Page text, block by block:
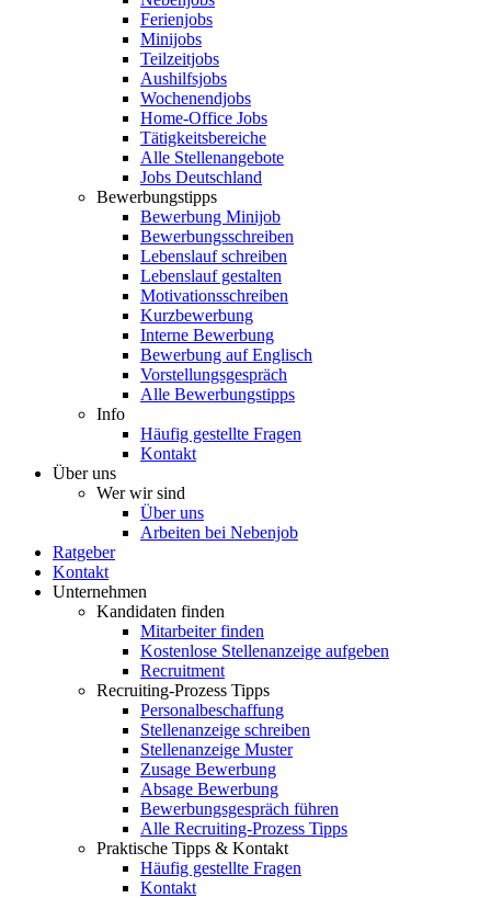
Ferienjobs
Minijobs
Teilzeitjobs
Aushilfsjobs
Wochenendjobs
Home-Office Jobs
Tätigkeitsbereiche
Alle Stellenangebote
Jobs Deutschland
Bewerbungstipps
Bewerbung Minijob
Bewerbungsschreiben
Lebenslauf schreiben
Lebenslauf gestalten
Motivationsschreiben
Kurzbewerbung
Interne Bewerbung
Bewerbung auf Englisch
Vorstellungsgespräch
Alle Bewerbungstipps
Info
Häufig gestellte Fragen
Kontakt
Über uns
Wer wir sind
Über uns
Arbeiten bei Nebenjob
Ratgeber
Kontakt
Unternehmen
Kandidaten finden
Mitarbeiter finden
Kostenlose Stellenanzeige aufgeben
Recruitment
Recruiting-Prozess Tipps
Personalbeschaffung
Stellenanzeige schreiben
Stellenanzeige Muster
Zusage Bewerbung
Absage Bewerbung
Bewerbungsgespräch führen
Alle Recruiting-Prozess Tipps
Praktische Tipps & Kontakt
Häufig gestellte Fragen
Kontakt